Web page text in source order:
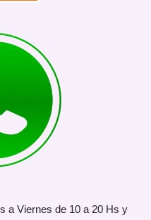
a Viernes de 10 a 20 Hs y